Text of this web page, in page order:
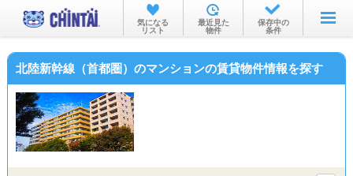
お部屋を探す
沿線・駅から
物件特集から
気になる
リスト
最近見た
物件
保存中の
条件
北陸新幹線（首都圏）のマンションの賃貸物件情報を探す